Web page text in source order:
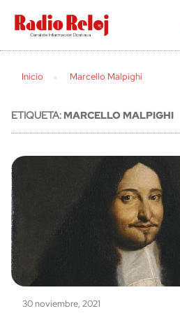
cerrar
Inicio Marcello Malpighi
ETIQUETA:MARCELLO MALPIGHI
30 noviembre, 2021